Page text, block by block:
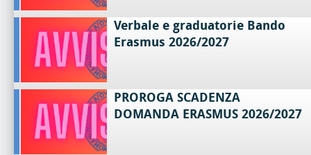
Verbale e graduatorie Bando
Erasmus 2026/2027
PROROGA SCADENZA
DOMANDA ERASMUS 2026/2027